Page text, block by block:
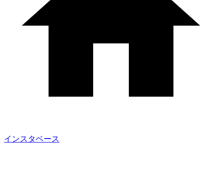
インスタベース